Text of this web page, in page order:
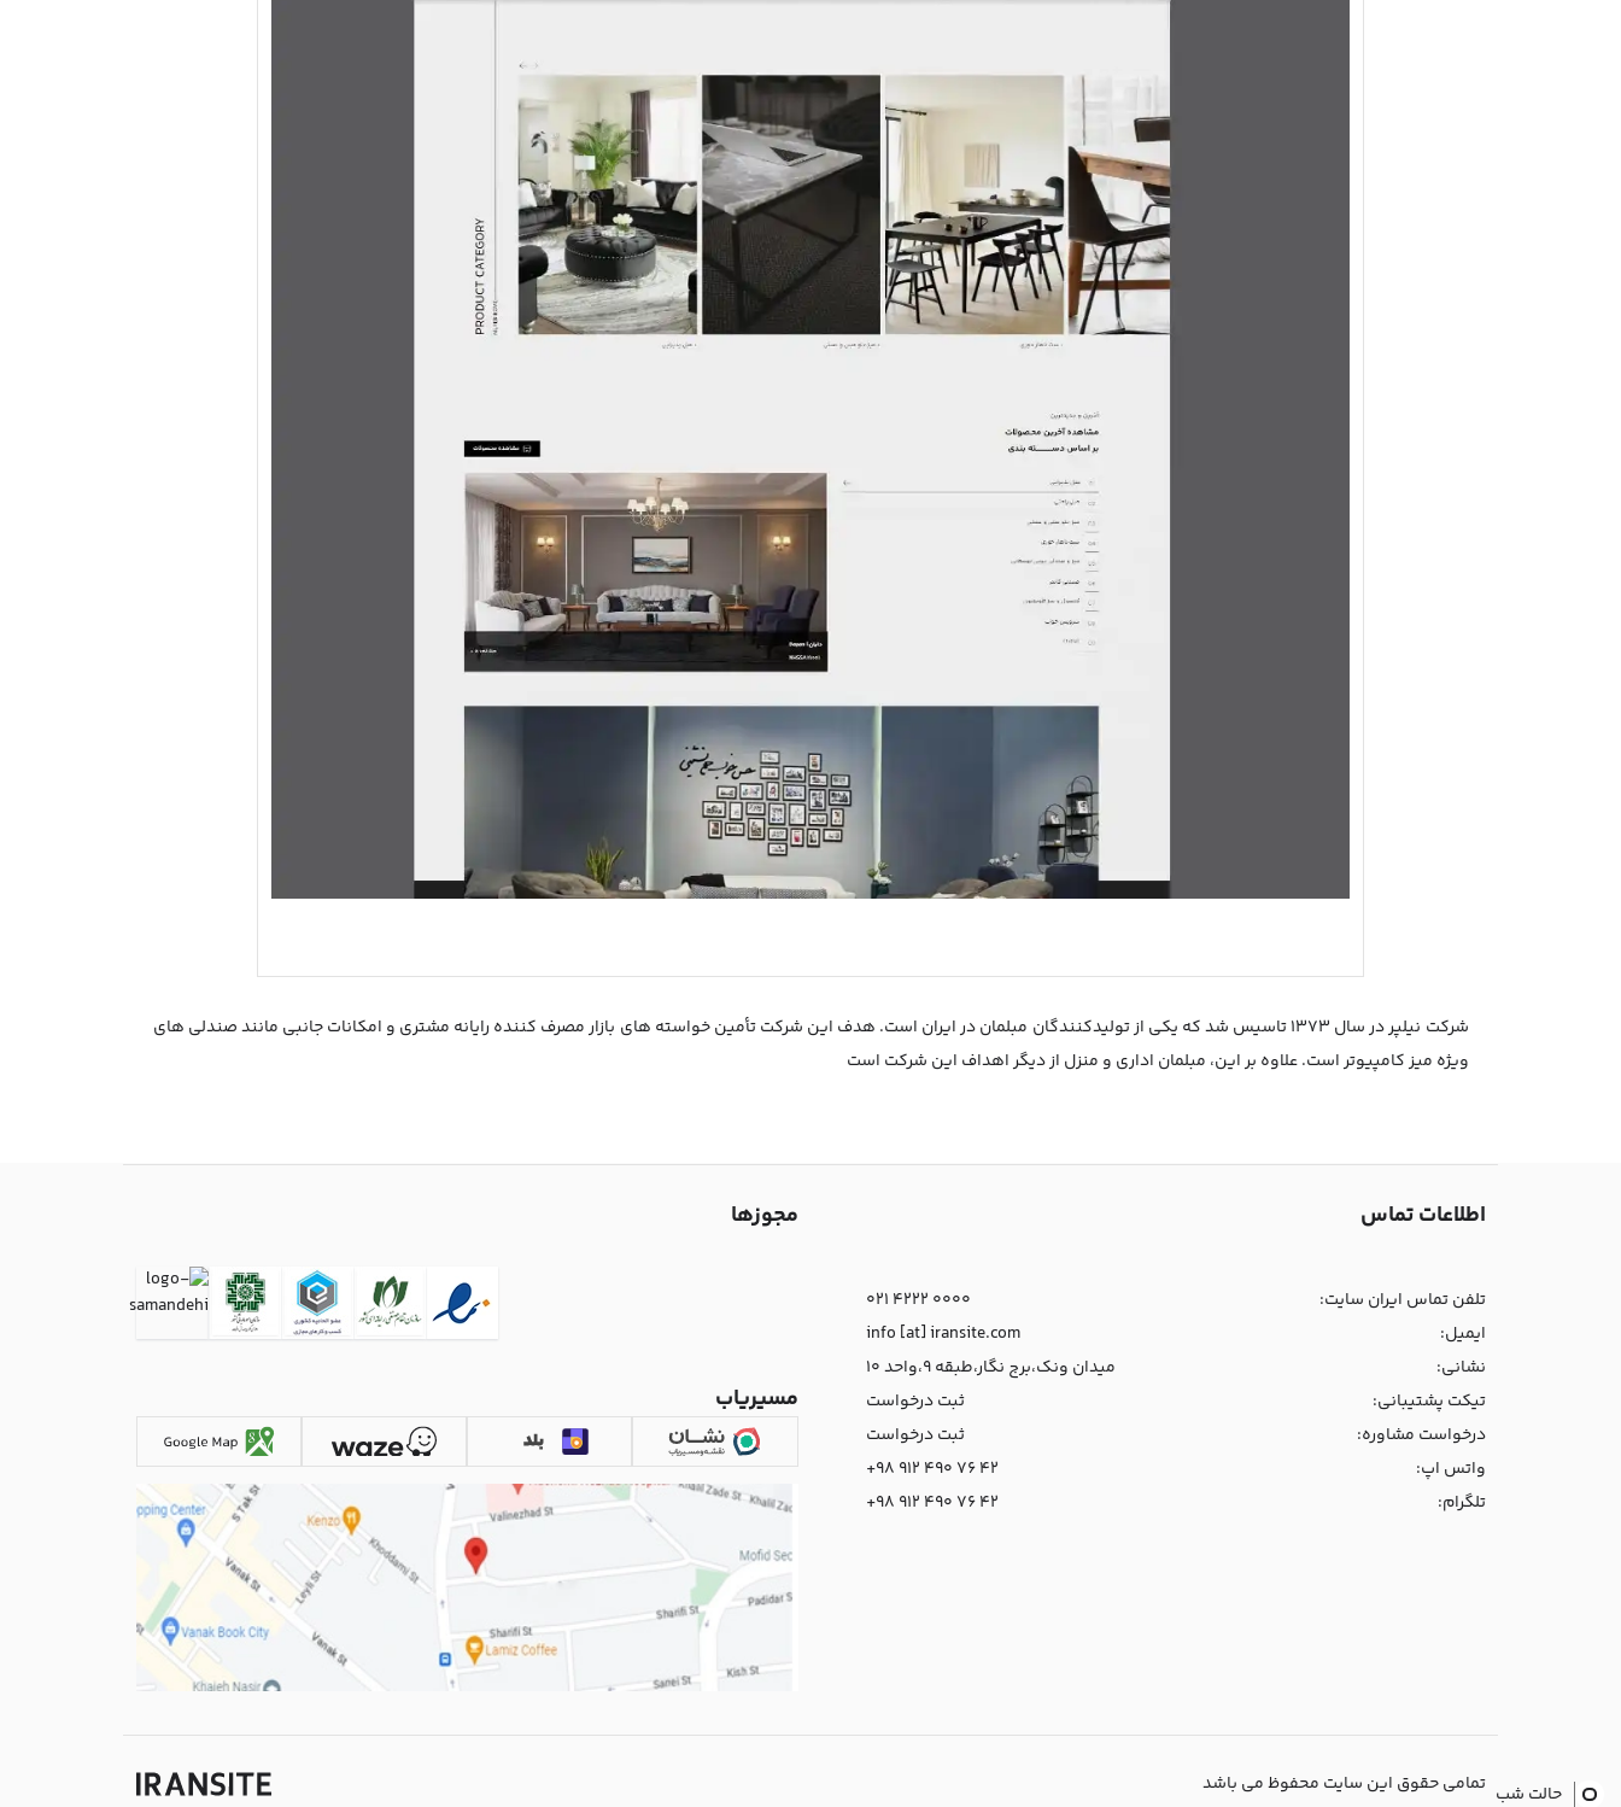
شرکت نیلپر در سال 1373 تاسیس شد که یکی از تولیدکنندگان مبلمان در ایران است. هدف این شرکت تأمین خواسته های بازار مصرف کننده رایانه مشتری و امکانات جانبی مانند صندلی های
ویژه میز کامپیوتر است. علاوه بر این، مبلمان اداری و منزل از دیگر اهداف این شرکت است
اطلاعات تماس
تلفن تماس ایران سایت:
021 4222 0000
ایمیل:
info [at] iransite.com
نشانی:
میدان ونک،برج نگار،طبقه 9،واحد 10
تیکت پشتیبانی:
ثبت درخواست
درخواست مشاوره:
ثبت درخواست
واتس اپ:
+98 912 490 76 42
تلگرام:
+98 912 490 76 42
مجوزها
مسیریاب
تمامی حقوق این سایت محفوظ می باشد